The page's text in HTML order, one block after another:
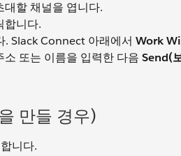
할 채널을 엽니다.
합니다.
. Slack Connect 아래에서 Work
또는 이름을 입력한 다음 Send(
만들 경우)
니다.